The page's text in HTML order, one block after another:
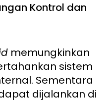
Kontrol dan
memungkinkan
sistem
Sementara
dijalankan di